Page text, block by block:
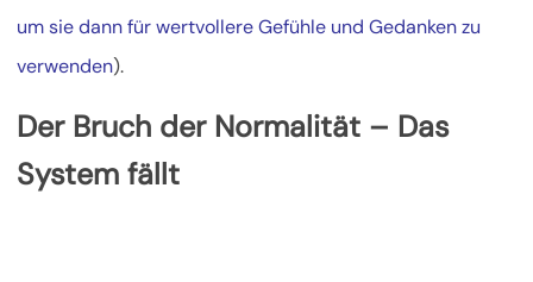
um sie dann für wertvollere Gefühle und Gedanken zu
verwenden).
Der Bruch der Normalität – Das
System fällt